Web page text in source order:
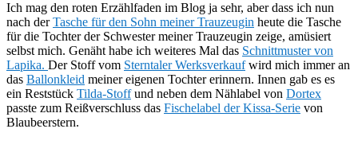
Ich mag den roten Erzählfaden im Blog ja sehr, aber dass ich nun
nach derTasche für den Sohn meiner Trauzeugin heute die Tasche
für die Tochter der Schwester meiner Trauzeugin zeige, amüsiert
selbst mich. Genäht habe ich weiteres Mal das Schnittmuster von
Lapika. Der Stoff vom Sterntaler Werksverkaufwird mich immer an
das Ballonkleid meiner eigenen Tochter erinnern. Innen gab es es
ein Reststück Tilda-Stoffund neben dem Nählabel von Dortex
passte zum Reißverschluss das Fischelabel der Kissa-Serie von
Blaubeerstern.